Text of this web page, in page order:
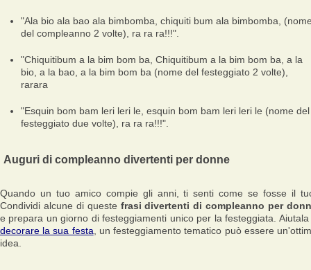
"Ala bio ala bao ala bimbomba, chiquiti bum ala bimbomba,
del compleanno 2 volte), ra ra ra!!!".
"Chiquitibum a la bim bom ba, Chiquitibum a la bim bom ba, a la
bio, a la bao, a la bim bom ba (nome del festeggiato 2 volte),
rarara
"Esquin bom bam leri leri le, esquin bom bam leri leri le (nome del
festeggiato due volte), ra ra ra!!!".
Auguri di compleanno divertenti per donne
Quando un tuo amico compie gli anni, ti senti come se fosse il
Condividi alcune di queste frasi divertenti di compleanno per
e prepara un giorno di festeggiamenti unico per la festeggiata. Aiutala
decorare la sua festa , un festeggiamento tematico può essere
idea.